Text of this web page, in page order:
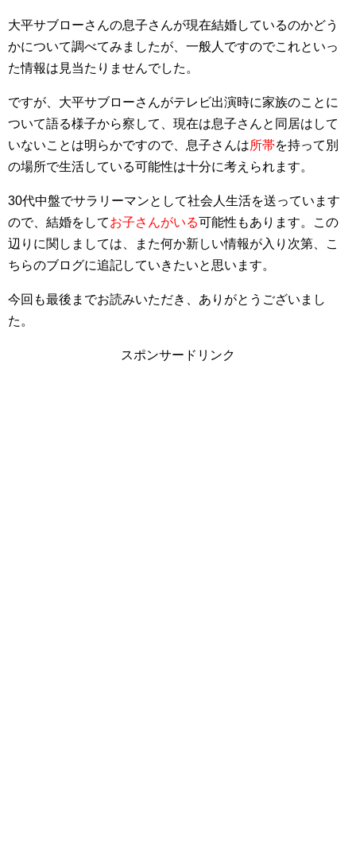
大平サブローさんの息子さんが現在結婚しているのかどう
かについて調べてみましたが、一般人ですのでこれといっ
た情報は見当たりませんでした。
ですが、大平サブローさんがテレビ出演時に家族のことに
ついて語る様子から察して、現在は息子さんと同居はして
いないことは明らかですので、息子さんは所帯を持って別
の場所で生活している可能性は十分に考えられます。
30代中盤でサラリーマンとして社会人生活を送っています
ので、結婚をしてお子さんがいる可能性もあります。この
辺りに関しましては、また何か新しい情報が入り次第、こ
ちらのブログに追記していきたいと思います。
今回も最後までお読みいただき、ありがとうございまし
た。
スポンサードリンク